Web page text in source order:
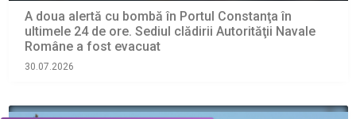
A doua alertă cu bombă în Portul Constanţa în
ultimele 24 de ore. Sediul clădirii Autorităţii Navale
Române a fost evacuat
30.07.2026